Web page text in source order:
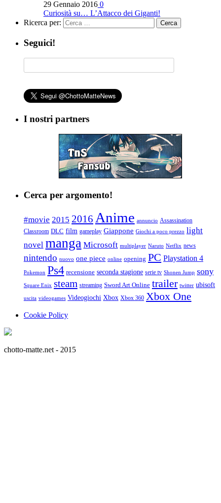
29 Gennaio 2016 0
Curiosità su… L’Attacco dei Giganti!
Ricerca per:
Seguici!
I nostri partners
Cerca per argomento!
#movie 2015 2016 Anime annuncio Assassination
Classroom DLC film gameplay Giappone Giochi a poco prezzo light
novel manga Microsoft multiplayer Naruto Netflix news
nintendo nuovo one piece online opening PC Playstation 4
Pokemon Ps4 recensione seconda stagione serie tv Shonen Jump sony
Square Enix steam streaming Sword Art Online trailer twitter ubisoft
uscita videogames Videogiochi Xbox Xbox 360 Xbox One
Cookie Policy
chotto-matte.net - 2015